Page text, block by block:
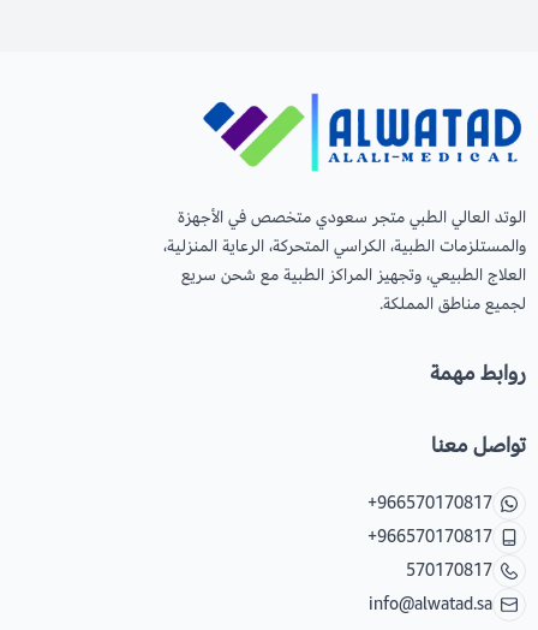
الوتد العالي الطبي متجر سعودي متخصص في الأجهزة
والمستلزمات الطبية، الكراسي المتحركة، الرعاية المنزلية،
العلاج الطبيعي، وتجهيز المراكز الطبية مع شحن سريع
لجميع مناطق المملكة.
روابط مهمة
تواصل معنا
+966570170817
+966570170817
570170817
info@alwatad.sa